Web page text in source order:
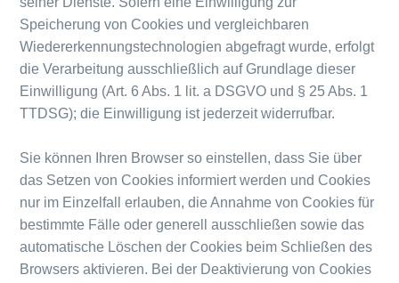
Speicherung von Cookies und vergleichbaren
Wiedererkennungstechnologien abgefragt wurde, erfolgt
die Verarbeitung ausschließlich auf Grundlage dieser
Einwilligung (Art. 6 Abs. 1 lit. a DSGVO und § 25 Abs. 1
TTDSG); die Einwilligung ist jederzeit widerrufbar.
Sie können Ihren Browser so einstellen, dass Sie über
das Setzen von Cookies informiert werden und Cookies
nur im Einzelfall erlauben, die Annahme von Cookies für
bestimmte Fälle oder generell ausschließen sowie das
automatische Löschen der Cookies beim Schließen des
Browsers aktivieren. Bei der Deaktivierung von Cookies